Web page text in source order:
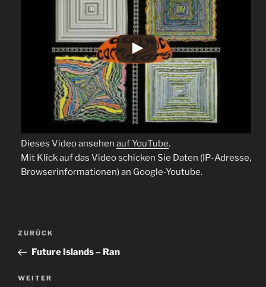
Dieses Video ansehen auf YouTube.
Mit Klick auf das Video schicken Sie Daten (IP-Adresse,
Browserinformationen) an Google-Youtube.
Beitragsnavigation
Vorheriger
Beitrag
ZURÜCK
Future Islands – Ran
Nächster
WEITER